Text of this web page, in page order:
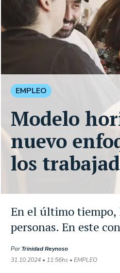
En el último tiempo,
personas. En este
PorTrinidad Reynoso
31.10.2024 • 11:56hs • EMPLEO
EMPLEO
Modelo
nuevo
los